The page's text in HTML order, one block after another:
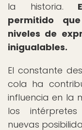
la historia.
permitido
niveles de
inigualables.
El constante
cola ha
influencia en la
los
nuevas